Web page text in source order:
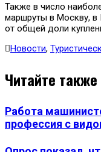
Также в число
маршруты в Москву, в
от общей доли
Новости,
Читайте также
Работа
профессия с